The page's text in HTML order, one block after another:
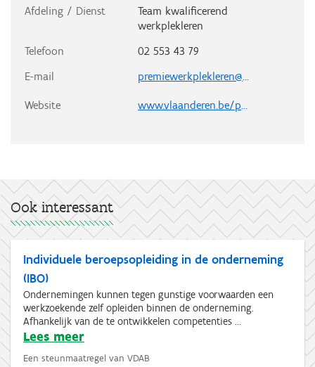
Afdeling / Dienst
Team kwalificerend
werkplekleren
Telefoon
02 553 43 79
E-mail
Website
Ook interessant
Individuele beroepsopleiding in de onderneming
(IBO)
Ondernemingen kunnen tegen gunstige voorwaarden een
werkzoekende zelf opleiden binnen de onderneming.
Afhankelijk van de te ontwikkelen competenties ...
Lees meer
Een steunmaatregel van VDAB